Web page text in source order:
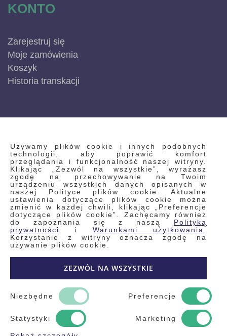
Używamy plików cookie i innych podobnych
technologii, aby poprawić komfort
przeglądania i funkcjonalność naszej witryny.
Klikając „Zezwól na wszystkie”, wyrażasz
zgodę na przechowywanie na Twoim
urządzeniu wszystkich danych opisanych w
naszej Polityce plików cookie. Aktualne
ustawienia dotyczące plików cookie można
zmienić w każdej chwili, klikając „Preferencje
dotyczące plików cookie”. Zachęcamy również
do zapoznania się z naszą Polityką
prywatności
i Warunkami użytkowania
Korzystanie z witryny oznacza zgodę na
używanie plików cookie.
ZEZWÓL NA WSZYSTKIE
Niezbędne Preferencje
Statystyki Marketing
KONTO
Zarejestruj się
Moje zamówienia
Koszyk
Historia transkacji
INFORMACJE
Regulamin
Polityka prywatności i pliki cookie
Wyszukiwane frazy
Wyszukiwanie zaawansowane
Zamówienia
Skontaktuj się z nami
Odstąp od umowy
Kontakt